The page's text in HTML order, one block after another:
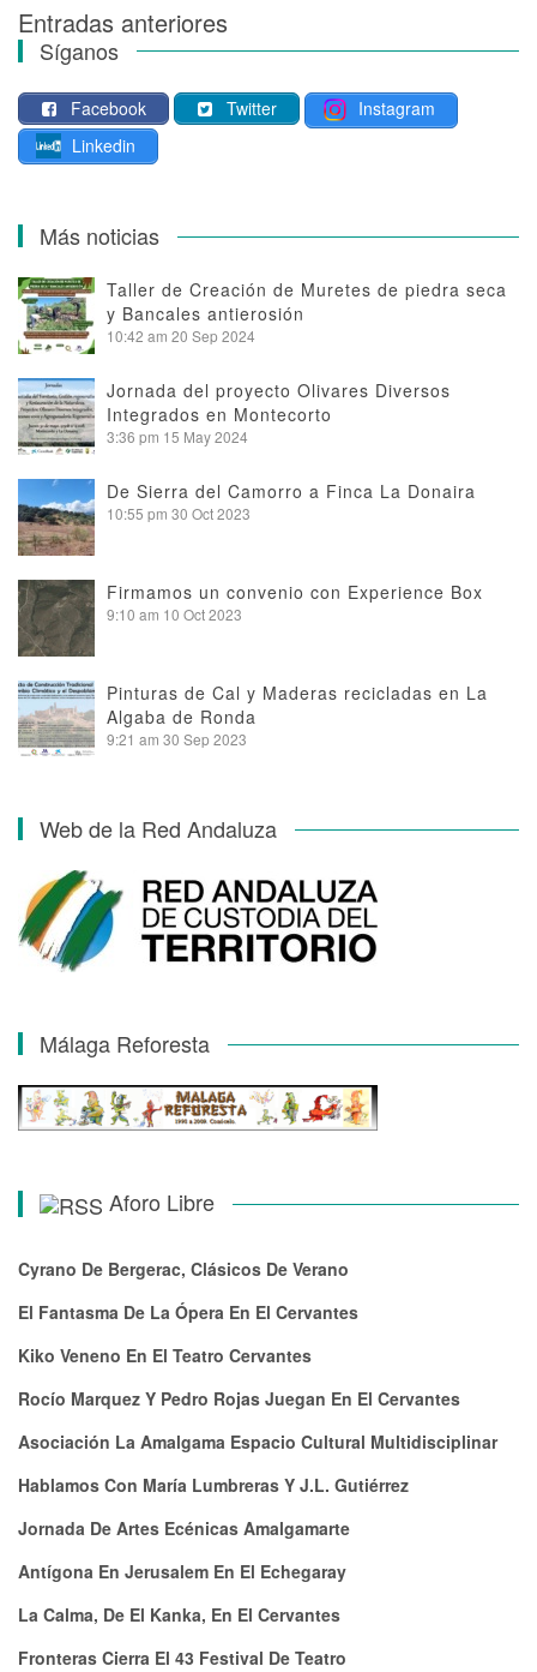
Navegación
de
entradas
Entradas anteriores
Síganos
Facebook Twitter
Instagram
Linkedin
Más noticias
Taller de Creación de Muretes de piedra seca
y Bancales antierosión
10:42 am 20 Sep 2024
Jornada del proyecto Olivares Diversos
Integrados en Montecorto
3:36 pm 15 May 2024
De Sierra del Camorro a Finca La Donaira
10:55 pm 30 Oct 2023
Firmamos un convenio con Experience Box
9:10 am 10 Oct 2023
Pinturas de Cal y Maderas recicladas en La
Algaba de Ronda
9:21 am 30 Sep 2023
Web de la Red Andaluza
Málaga Reforesta
Aforo Libre
Cyrano De Bergerac, Clásicos De Verano
El Fantasma De La Ópera En El Cervantes
Kiko Veneno En El Teatro Cervantes
Rocío Marquez Y Pedro Rojas Juegan En El Cervantes
Asociación La Amalgama Espacio Cultural Multidisciplinar
Hablamos Con María Lumbreras Y J.L. Gutiérrez
Jornada De Artes Ecénicas Amalgamarte
Antígona En Jerusalem En El Echegaray
La Calma, De El Kanka, En El Cervantes
Fronteras Cierra El 43 Festival De Teatro